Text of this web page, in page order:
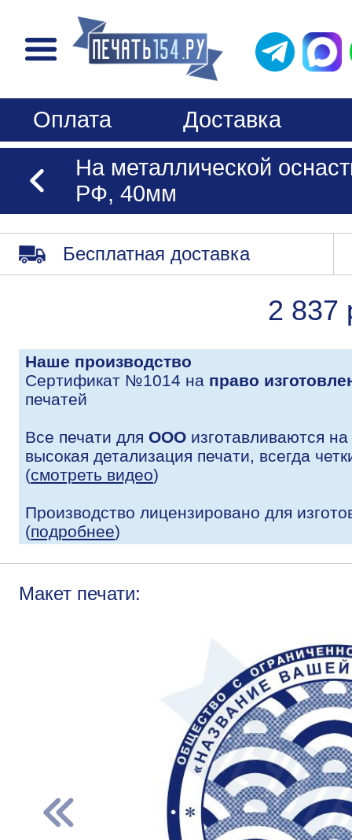
Оплата
Доставка
На металлической
РФ, 40мм
Бесплатная доставка
2 837
Наше производство
Сертификат №1014 на право
печатей
Все печати для ООО изготавливаются
высокая детализация печати, всегда
(смотреть видео)
Производство лицензировано для
(подробнее)
Макет печати: